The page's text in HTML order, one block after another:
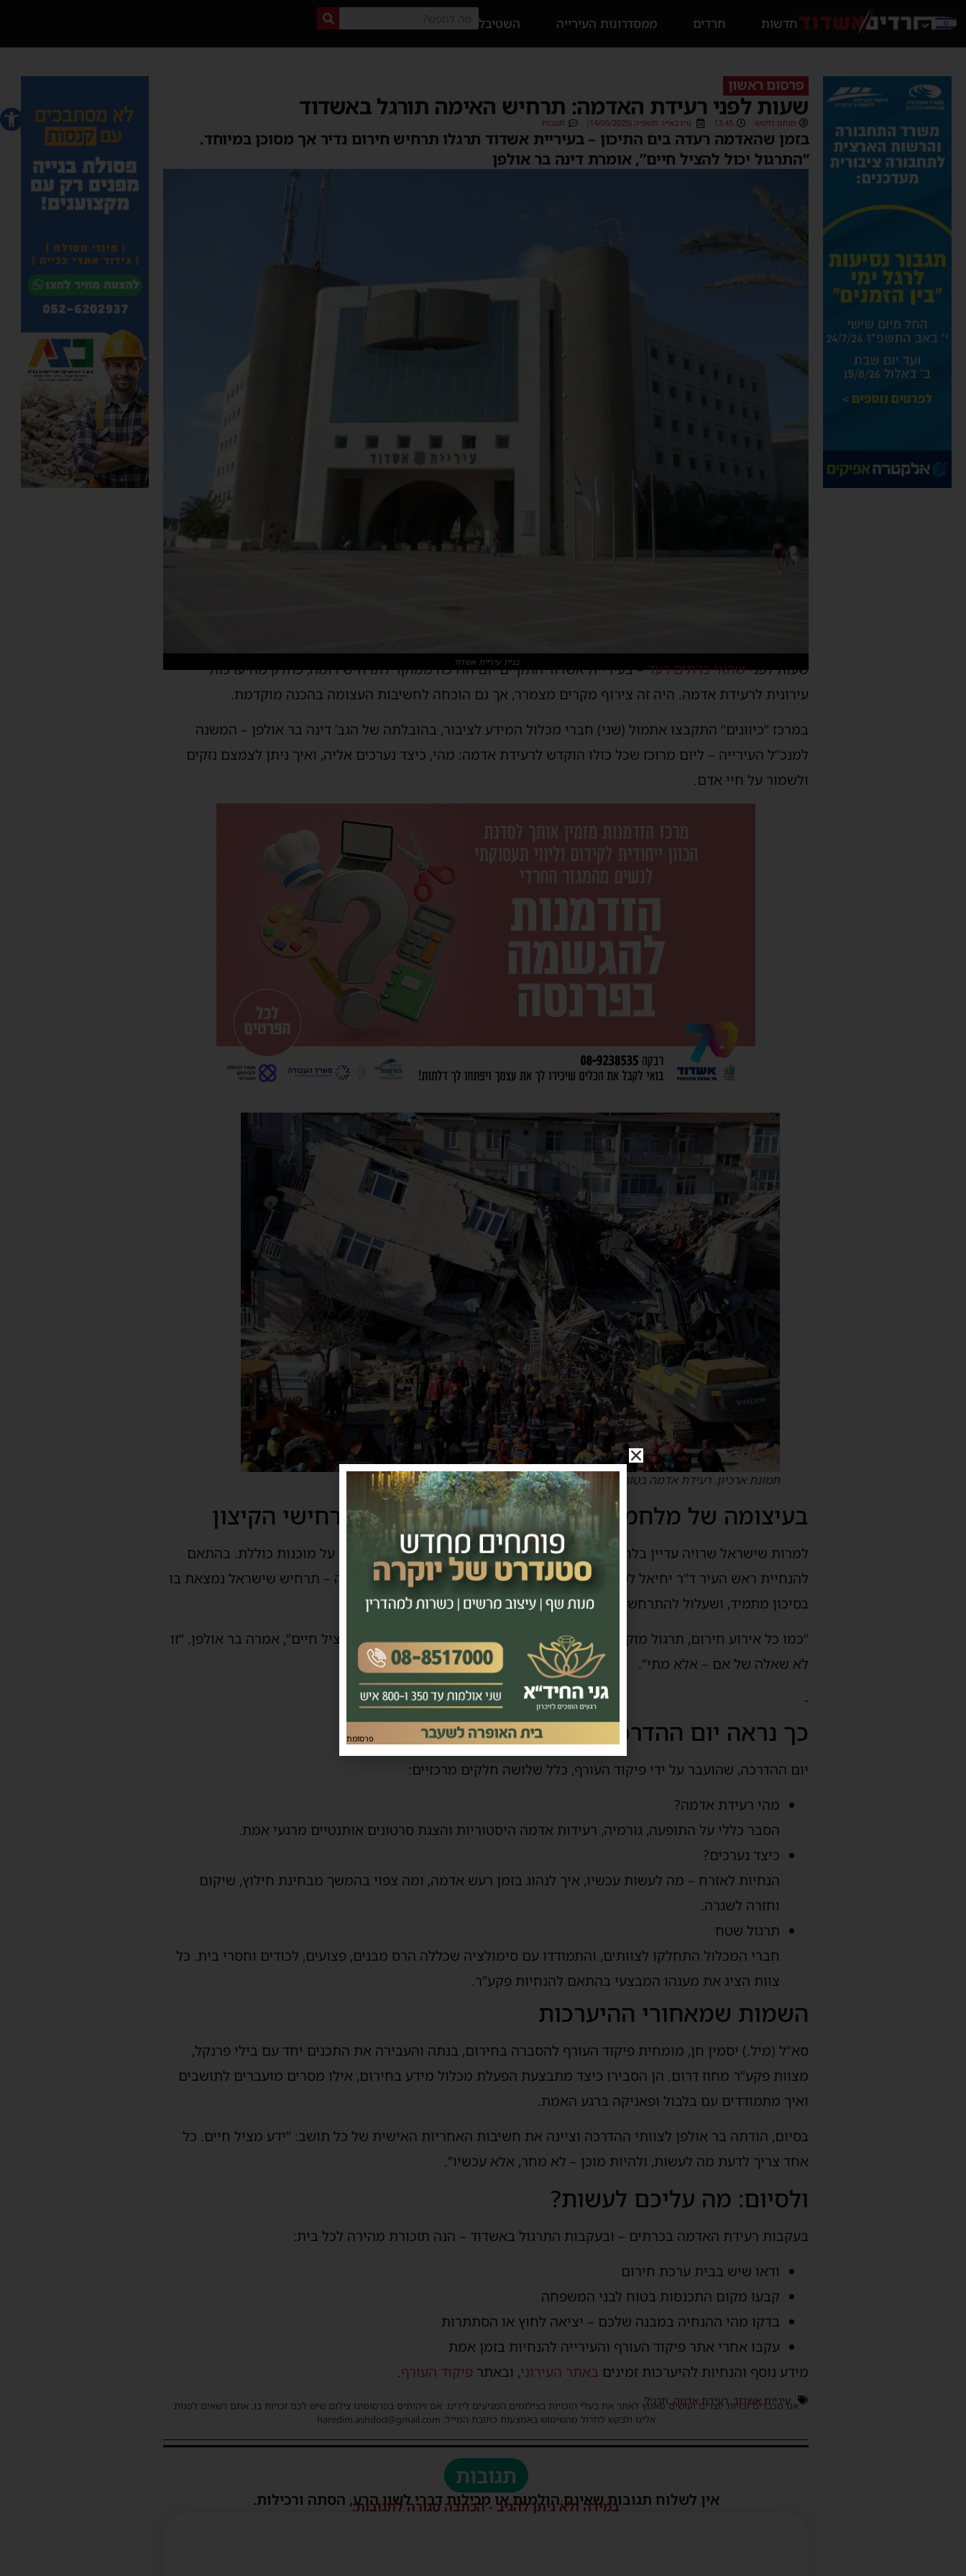
פתח
חדשות חרדים ממסדרונות העירייה השטיבל
פרסום ראשון
שעות לפני רעידת האדמה: תרחיש האימה תורגל באשדוד
מנחם דויטש 13:45 ט״ז באייר תשפ״ה (14/05/2025) תגובות
בזמן שהאדמה רעדה בים התיכון – בעיריית אשדוד תרגלו תרחיש חירום נדיר אך מסוכן במיוחד.
“התרגול יכול להציל חיים”, אומרת דינה בר אולפן
בניין עיריית אשדוד שעות לפנישהאי כרתים רעד– בעיריית אשדוד התקיים יום הדרכה ממוקד לתרחיש דומה, כחלק מהיערכות
עירונית לרעידת אדמה. היה זה צירוף מקרים מצמרר, אך גם הוכחה לחשיבות העצומה בהכנה מוקדמת.
במרכז “כיוונים” התקבצו אתמול (שני) חברי מכלול המידע לציבור, בהובלתה של הגב’ דינה בר אולפן – המשנה
למנכ”ל העירייה – ליום מרוכז שכל כולו הוקדש לרעידת אדמה: מהי, כיצד נערכים אליה, ואיך ניתן לצמצם נזקים
ולשמור על חיי אדם.
תמונת ארכיון. רעידת אדמה בטורכיה לפני מספר שנים
בעיצומה של מלחמה – העירייה לא שוכחת את תרחישי הקיצון
למרות שישראל שרויה עדיין בלחימה מאז 7 באוקטובר, בעיריית אשדוד לא מוותרים על מוכנות כוללת. בהתאם
להנחיית ראש העיר ד”ר יחיאל לסרי, הוחלט לשים השנה דגש מיוחד על רעידת אדמה – תרחיש שישראל נמצאת בו
בסיכון מתמיד, ושעלול להתרחש בכל רגע.
“כמו כל אירוע חירום, תרגול מוקדם והכנה נכונה של העירייה ושל הציבור יכולים להציל חיים”, אמרה בר אולפן. “זו
לא שאלה של אם – אלא מתי”.
-
כך נראה יום ההדרכה הדרמטי
יום ההדרכה, שהועבר על ידי פיקוד העורף, כלל שלושה חלקים מרכזיים:
מהי רעידת אדמה?
הסבר כללי על התופעה, גורמיה, רעידות אדמה היסטוריות והצגת סרטונים אותנטיים מרגעי אמת.
כיצד נערכים?
הנחיות לאזרח – מה לעשות עכשיו, איך לנהוג בזמן רעש אדמה, ומה צפוי בהמשך מבחינת חילוץ, שיקום
וחזרה לשגרה.
תרגול שטח
חברי המכלול התחלקו לצוותים, והתמודדו עם סימולציה שכללה הרס מבנים, פצועים, לכודים וחסרי בית. כל
צוות הציג את מענהו המבצעי בהתאם להנחיות פקע”ר.
השמות שמאחורי ההיערכות
סא”ל (מיל.) יסמין חן, מומחית פיקוד העורף להסברה בחירום, בנתה והעבירה את התכנים יחד עם בילי פרנקל,
מצוות פקע”ר מחוז דרום. הן הסבירו כיצד מתבצעת הפעלת מכלול מידע בחירום, אילו מסרים מועברים לתושבים
ואיך מתמודדים עם בלבול ופאניקה ברגע האמת.
בסיום, הודתה בר אולפן לצוותי ההדרכה וציינה את חשיבות האחריות האישית של כל תושב: “ידע מציל חיים. כל
אחד צריך לדעת מה לעשות, ולהיות מוכן – לא מחר, אלא עכשיו”.
ולסיום: מה עליכם לעשות?
בעקבות רעידת האדמה בכרתים – ובעקבות התרגול באשדוד – הנה תזכורת מהירה לכל בית:
ודאו שיש בבית ערכת חירום
קבעו מקום התכנסות בטוח לבני המשפחה
בדקו מהי ההנחיה במבנה שלכם – יציאה לחוץ או הסתתרות
עקבו אחרי אתר פיקוד העורף והעירייה להנחיות בזמן אמת
מידע נוסף והנחיות להיערכות זמינים באתר העירוני, ובאתר פיקוד העורף.
עיריית אשדוד, רעידת אדמה, תרגיל
אנו מכבדים זכויות יוצרים ועושים מאמץ לאתר את בעלי הזכויות בצילומים המגיעים לידינו. אם זיהיתים בפרסומינו צילום שיש לכם זכויות בו, אתם רשאים לפנות
אלינו ולבקש לחדול מהשימוש באמצעות כתובת המייל: haredim.ashdod@gmail.com
תגובות
אין לשלוח תגובות שאינם הולמות או מכילות דברי לשון הרע, הסתה ורכילות.
במידה ולא ניתן להגיב - הכתבה סגורה לתגובות.
פרסומת